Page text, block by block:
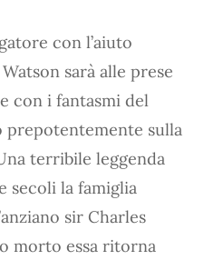
con l’aiuto
sarà alle prese
con i fantasmi del
prepotentemente sulla
terribile leggenda
secoli la famiglia
sir Charles
morto essa ritorna